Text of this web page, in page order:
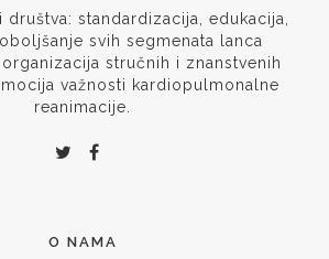
društva: standardizacija, edukacija,
svih segmenata lanca
stručnih i znanstvenih
važnosti kardiopulmonalne
reanimacije.
O NAMA